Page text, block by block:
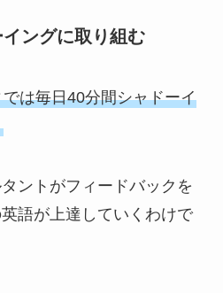
ングに取り組む
は毎日40分間シャドーイ
ントがフィードバックを
語が上達していくわけで